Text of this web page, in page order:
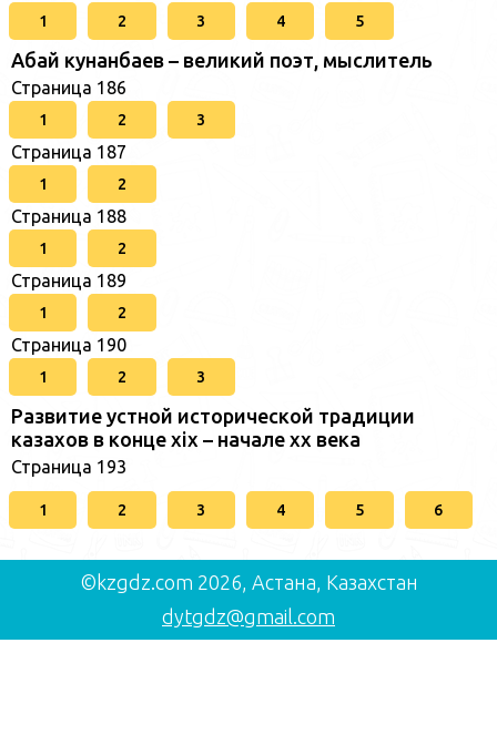
1 2 3 4 5
Абай кунанбаев – великий поэт, мыслитель
Страница 186
1 2 3
Страница 187
1 2
Страница 188
1 2
Страница 189
1 2
Страница 190
1 2 3
Развитие устной исторической традиции
казахов в конце xіх – начале хх века
Страница 193
1 2 3 4 5 6
©kzgdz.com 2026, Астана, Казахстан
dytgdz@gmail.com